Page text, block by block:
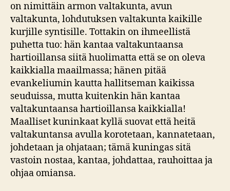
on nimittäin armon valtakunta, avun
valtakunta, lohdutuksen valtakunta kaikille
kurjille syntisille. Tottakin on ihmeellistä
puhetta tuo: hän kantaa valtakuntaansa
hartioillansa siitä huolimatta että se on oleva
kaikkialla maailmassa; hänen pitää
evankeliumin kautta hallitseman kaikissa
seuduissa, mutta kuitenkin hän kantaa
valtakuntaansa hartioillansa kaikkialla!
Maalliset kuninkaat kyllä suovat että heitä
valtakuntansa avulla korotetaan, kannatetaan,
johdetaan ja ohjataan; tämä kuningas sitä
vastoin nostaa, kantaa, johdattaa, rauhoittaa ja
ohjaa omiansa.